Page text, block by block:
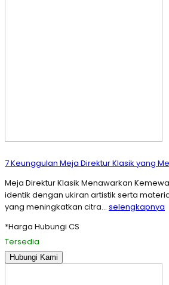
7 Keunggulan Meja Direktur Klasik yang
Meja Direktur Klasik Menawarkan
identik dengan ukiran artistik serta
yang meningkatkan citra… selengkapnya
*Harga Hubungi CS
Tersedia
Hubungi Kami